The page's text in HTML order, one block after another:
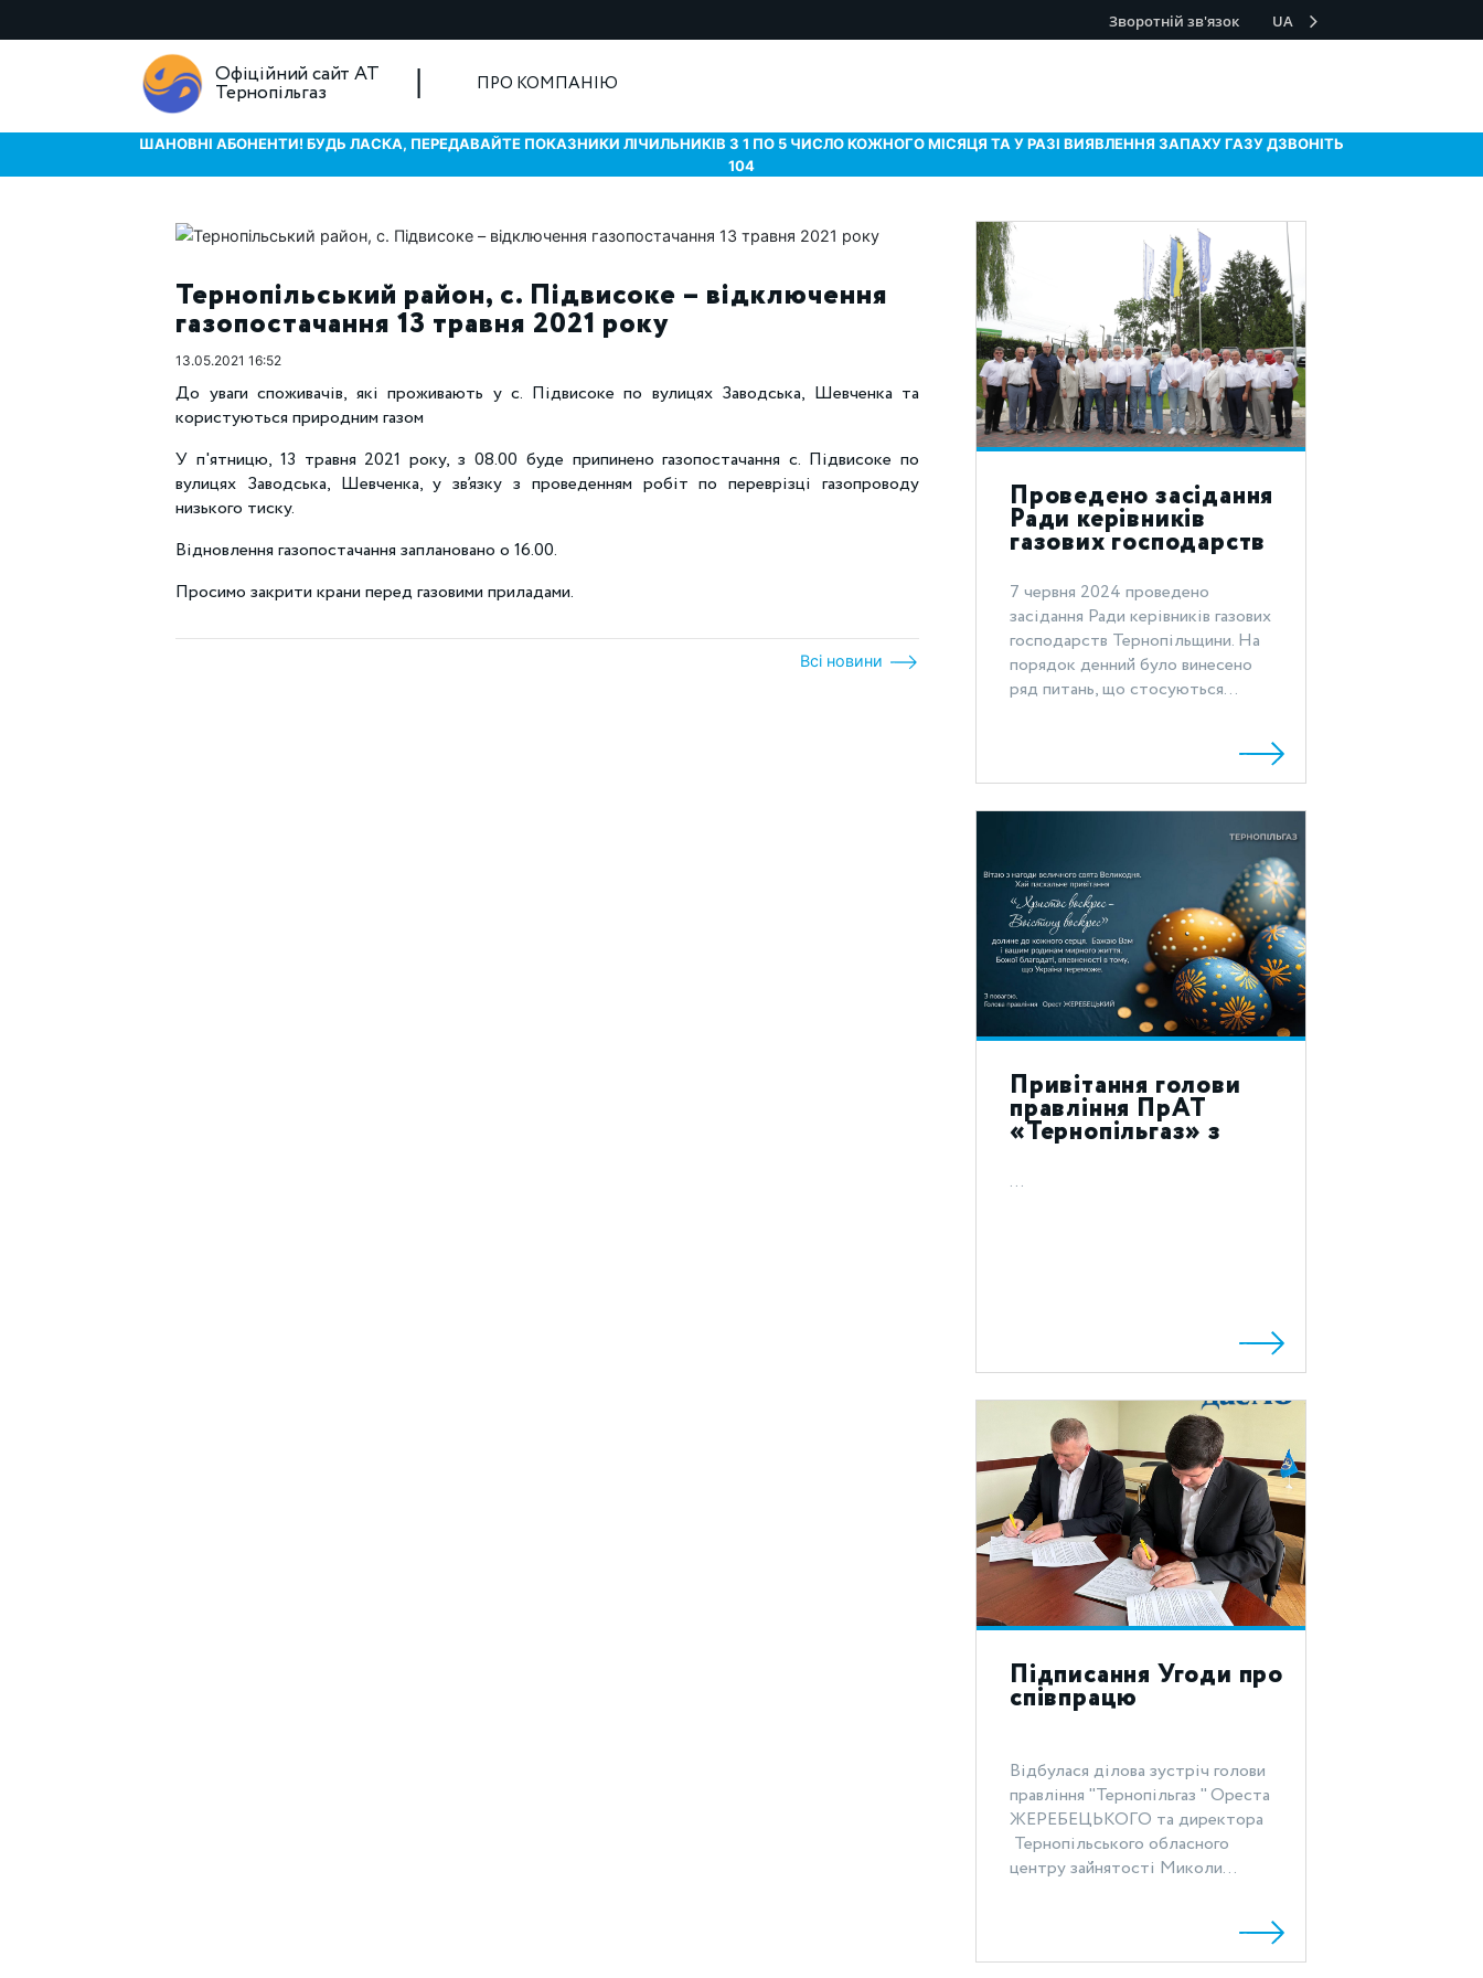
Зворотній зв'язок UA
Офіційний сайт АТ
Тернопільгаз ПРО КОМПАНІЮ
ШАНОВНІ АБОНЕНТИ! БУДЬ ЛАСКА, ПЕРЕДАВАЙТЕ ПОКАЗНИКИ ЛІЧИЛЬНИКІВ З 1 ПО 5 ЧИСЛО КОЖНОГО МІСЯЦЯ ТА У РАЗІ ВИЯВЛЕННЯ ЗАПАХУ ГАЗУ ДЗВОНІТЬ
104
Тернопільський район, с. Підвисоке – відключення
газопостачання 13 травня 2021 року
13.05.2021 16:52
До уваги споживачів, які проживають у с. Підвисоке по вулицях Заводська, Шевченка та
користуються природним газом
У п'ятницю, 13 травня 2021 року, з 08.00 буде припинено газопостачання с. Підвисоке по
вулицях Заводська, Шевченка, у зв’язку з проведенням робіт по переврізці газопроводу
низького тиску.
Відновлення газопостачання заплановано о 16.00.
Просимо закрити крани перед газовими приладами.
Всі новини
Проведено засідання
Ради керівників
газових господарств
Тернопільщини
7 червня 2024 проведено
засідання Ради керівників газових
господарств Тернопільщини. На
порядок денний було винесено
ряд питань, що стосуються...
Привітання голови
правління ПрАТ
«Тернопільгаз» з
святом Воскресіння
Христового 2024!
...
Підписання Угоди про
співпрацю
Відбулася ділова зустріч голови
правління "Тернопільгаз " Ореста
ЖЕРЕБЕЦЬКОГО та директора
Тернопільського обласного
центру зайнятості Миколи...